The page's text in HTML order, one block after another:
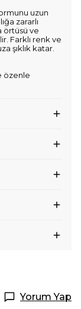
uzun
zararlı
örtüsü ve
Farklı renk ve
şıklık katar.
özenle
Yorum Yap